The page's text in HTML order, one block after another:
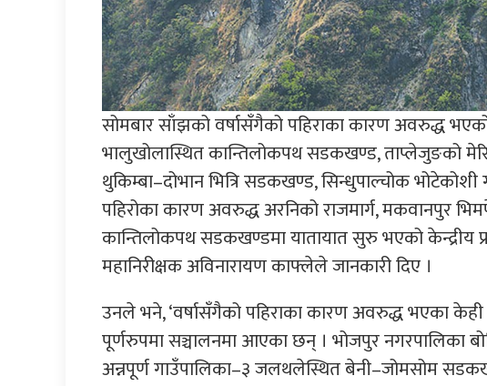
सोमबार साँझको वर्षासँगैको पहिराका कारण अवरुद्ध
भालुखोलास्थित कान्तिलोकपथ सडकखण्ड, ताप्लेजुङको
थुकिम्बा–दोभान भित्रि सडकखण्ड, सिन्धुपाल्चोक
पहिरोका कारण अवरुद्ध अरनिको राजमार्ग, मकवानपुर
कान्तिलोकपथ सडकखण्डमा यातायात सुरु भएको केन्द्रीय
महानिरीक्षक अविनारायण काफ्लेले जानकारी दिए ।
उनले भने, ‘वर्षासँगैको पहिराका कारण अवरुद्ध भएका
पूर्णरुपमा सञ्चालनमा आएका छन् । भोजपुर नगरपालिका
अन्नपूर्ण गाउँपालिका–३ जलथलेस्थित बेनी–जोमसोम